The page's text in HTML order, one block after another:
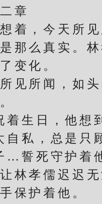
章
，今天所见
那么真实。
变化。
所闻，如头
生日，他想
私，总是只
誓死守护着
孝儒迟迟无
保护着他。